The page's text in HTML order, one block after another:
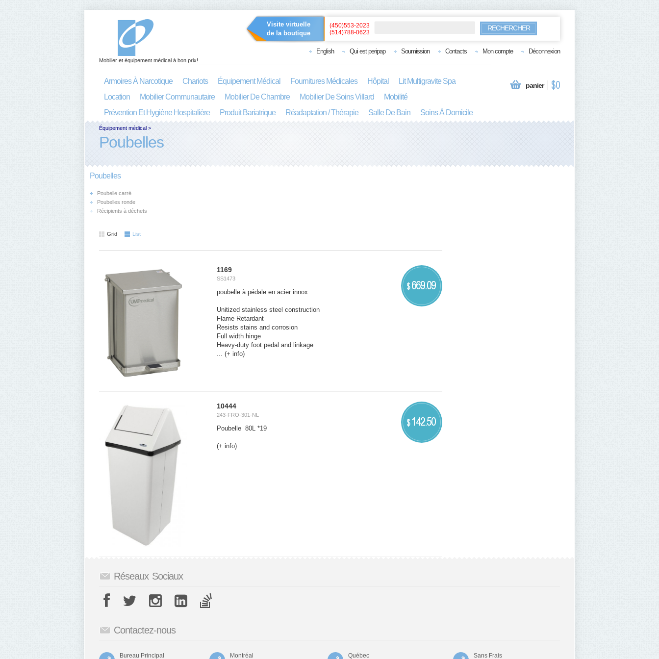
Visite virtuelle
de la boutique
Mobilier et équipement médical à bon prix!
English Qui est peripap Soumission Contacts Mon compte Déconnexion
(450)553-2023
(514)788-0623
RECHERCHER
Armoires À Narcotique Chariots Équipement Médical Fournitures Médicales Hôpital
Lit Multigravite Spa
Location
Mobilier Communautaire Mobilier De Chambre Mobilier De Soins Villard
Mobilité
Prévention Et Hygiène Hospitalière
Produit Bariatrique Réadaptation / Thérapie Salle De Bain Soins À Domicile
panier $0
Équipement médical >
Poubelles
Poubelles
Poubelle carré
Poubelles ronde
Récipients à déchets
Grid List
1169
SS1473
$669.09
poubelle à pédale en acier innox
Unitized stainless steel construction
Flame Retardant
Resists stains and corrosion
Full width hinge
Heavy-duty foot pedal and linkage
... (+ info)
10444
243-FRO-301-NL
$142.50
Poubelle 80L *19
(+ info)
Réseaux Sociaux
Contactez-nous
Bureau Principal Montréal Québec Sans Frais